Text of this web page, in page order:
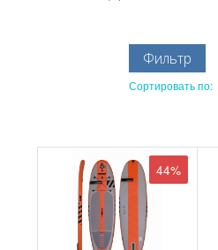
Фильтр
Сортировать по:
44%